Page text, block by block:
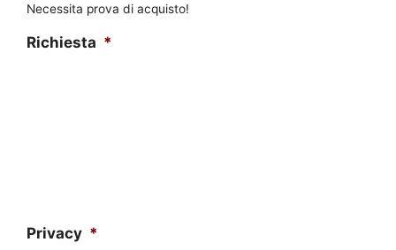
Necessita prova di acquisto!
Richiesta *
Privacy *